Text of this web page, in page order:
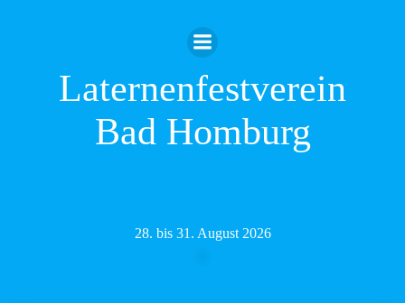
Inhalt
springen
Laternenfestverein
Bad Homburg
28. bis 31. August 2026